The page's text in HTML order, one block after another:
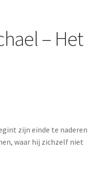
– Het
zijn einde te naderen
waar hij zichzelf niet